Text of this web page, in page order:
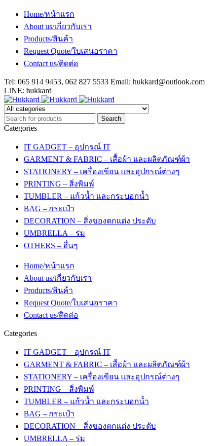
Home/หน้าแรก
About us/เกี่ยวกับเรา
Products/สินค้า
Request Quote/ใบเสนอราคา
Contact us/ติดต่อ
Tel: 065 914 9453, 062 827 5533 Email: hukkard@outlook.com
LINE: hukkard
Categories
IT GADGET – อุปกรณ์ IT
GARMENT & FABRIC – เสื้อผ้า และผลิตภัณฑ์ผ้า
STATIONERY – เครื่องเขียน และอุปกรณ์ต่างๆ
PRINTING – สิ่งพิมพ์
TUMBLER – แก้วน้ำ และกระบอกน้ำ
BAG – กระเป๋า
DECORATION – สิ่งของตกแต่ง ประดับ
UMBRELLA – ร่ม
OTHERS – อื่นๆ
Home/หน้าแรก
About us/เกี่ยวกับเรา
Products/สินค้า
Request Quote/ใบเสนอราคา
Contact us/ติดต่อ
Categories
IT GADGET – อุปกรณ์ IT
GARMENT & FABRIC – เสื้อผ้า และผลิตภัณฑ์ผ้า
STATIONERY – เครื่องเขียน และอุปกรณ์ต่างๆ
PRINTING – สิ่งพิมพ์
TUMBLER – แก้วน้ำ และกระบอกน้ำ
BAG – กระเป๋า
DECORATION – สิ่งของตกแต่ง ประดับ
UMBRELLA – ร่ม